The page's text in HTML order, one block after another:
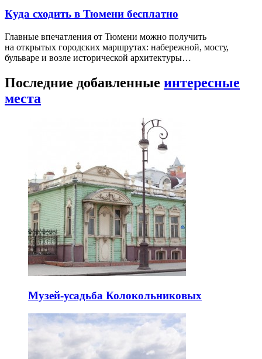
Куда сходить в Тюмени бесплатно
Главные впечатления от Тюмени можно получить
на открытых городских маршрутах: набережной, мосту,
бульваре и возле исторической архитектуры…
Последние добавленные интересные
места
Музей-усадьба Колокольниковых